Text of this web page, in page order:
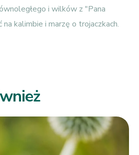
i wilków z "Pana
kalimbie i marzę o trojaczkach.